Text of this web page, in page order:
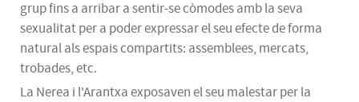
grup fins a arribar a sentir-se còmodes amb la seva
sexualitat per a poder expressar el seu efecte de forma
natural als espais compartits: assemblees, mercats,
trobades, etc.
La Nerea i l'Arantxa exposaven el seu malestar per la